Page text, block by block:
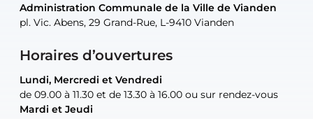
Administration Communale de la Ville de Vianden
pl. Vic. Abens, 29 Grand-Rue, L-9410 Vianden
Horaires d’ouvertures
Lundi, Mercredi et Vendredi
de 09.00 à 11.30 et de 13.30 à 16.00 ou sur rendez-vous
Mardi et Jeudi
Administration Communale de la Ville de Vianden
pl. Vic. Abens, 29 Grand-Rue, L-9410 Vianden
Lundi, Mercredi et Vendredi
de 09.00 à 11.30 et de 13.30 à 16.00 ou sur rendez-vous
Mardi et Jeudi
Administration Communale de la Ville de Vianden
pl. Vic. Abens, 29 Grand-Rue, L-9410 Vianden
uniquement sur rendez-vous
Administration Communale de la Ville de Vianden
pl. Vic. Abens, 29 Grand-Rue, L-9410 Vianden
uniquement sur rendez-vous
Atelier Communal de la Ville de Vianden
30, rue Neugarten, L-9422 Vianden
uniquement sur rendez-vous